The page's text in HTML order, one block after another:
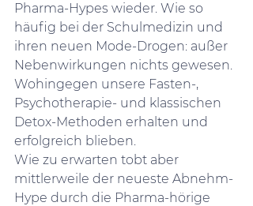
Pharma-Hypes wieder. Wie so
häufig bei der Schulmedizin und
ihren neuen Mode-Drogen: außer
Nebenwirkungen nichts gewesen.
Wohingegen unsere Fasten-,
Psychotherapie- und klassischen
Detox-Methoden erhalten und
erfolgreich blieben.
Wie zu erwarten tobt aber
mittlerweile der neueste Abnehm-
Hype durch die Pharma-hörige